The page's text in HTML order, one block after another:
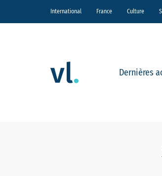
International France Culture
Dernières